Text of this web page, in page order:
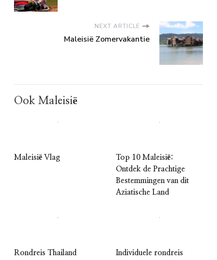
NEXT ARTICLE
Maleisië Zomervakantie
Ook Maleisië
Maleisië Vlag
Top 10 Maleisië:
Ontdek de Prachtige
Bestemmingen van dit
Aziatische Land
Rondreis Thailand
Individuele rondreis